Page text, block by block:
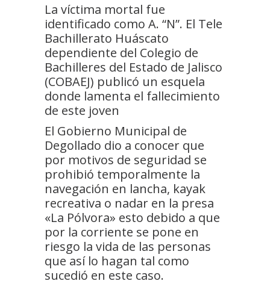
La víctima mortal fue
identificado como A. “N”. El Tele
Bachillerato Huáscato
dependiente del Colegio de
Bachilleres del Estado de Jalisco
(COBAEJ) publicó un esquela
donde lamenta el fallecimiento
de este joven
El Gobierno Municipal de
Degollado dio a conocer que
por motivos de seguridad se
prohibió temporalmente la
navegación en lancha, kayak
recreativa o nadar en la presa
«La Pólvora» esto debido a que
por la corriente se pone en
riesgo la vida de las personas
que así lo hagan tal como
sucedió en este caso.